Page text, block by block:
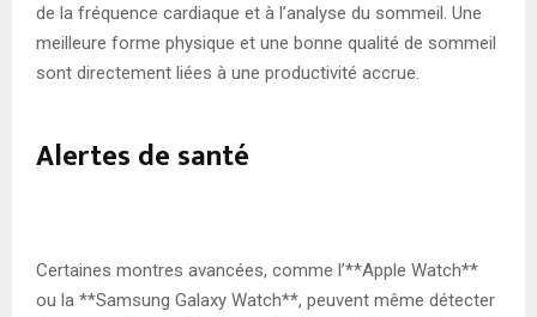
de la fréquence cardiaque et à l’analyse du sommeil. Une
meilleure forme physique et une bonne qualité de sommeil
sont directement liées à une productivité accrue.
Alertes de santé
Certaines montres avancées, comme l’**Apple Watch**
ou la **Samsung Galaxy Watch**, peuvent même détecter